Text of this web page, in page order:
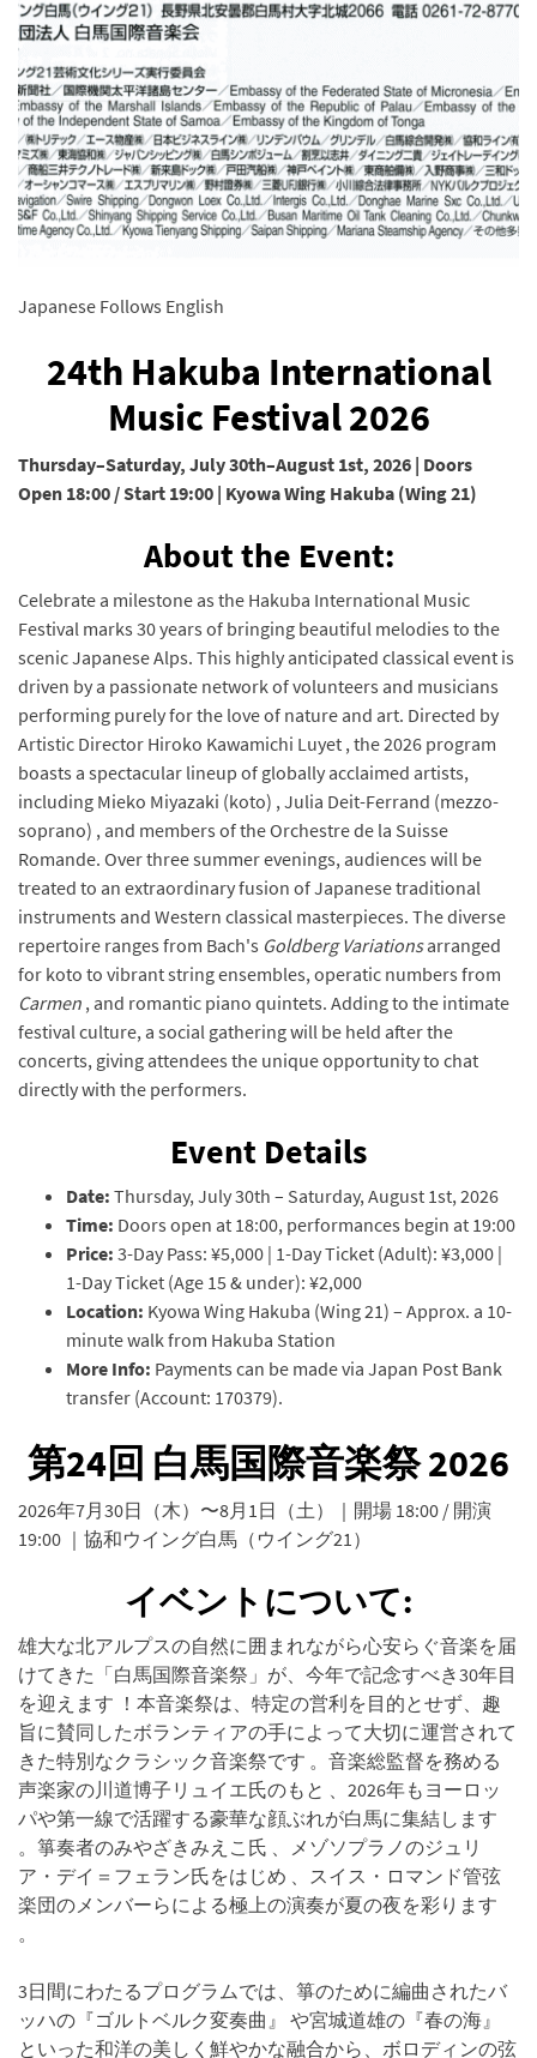
Japanese Follows English
24th Hakuba International
Music Festival 2026
Thursday–Saturday, July 30th–August 1st, 2026 | Doors
Open 18:00 / Start 19:00 | Kyowa Wing Hakuba (Wing 21)
About the Event:
Celebrate a milestone as the Hakuba International Music
Festival marks 30 years of bringing beautiful melodies to the
scenic Japanese Alps. This highly anticipated classical event is
driven by a passionate network of volunteers and musicians
performing purely for the love of nature and art. Directed by
Artistic Director Hiroko Kawamichi Luyet , the 2026 program
boasts a spectacular lineup of globally acclaimed artists,
including Mieko Miyazaki (koto) , Julia Deit-Ferrand (mezzo-
soprano) , and members of the Orchestre de la Suisse
Romande. Over three summer evenings, audiences will be
treated to an extraordinary fusion of Japanese traditional
instruments and Western classical masterpieces. The diverse
repertoire ranges from Bach's Goldberg Variationsarranged
for koto to vibrant string ensembles, operatic numbers from
Carmen , and romantic piano quintets. Adding to the intimate
festival culture, a social gathering will be held after the
concerts, giving attendees the unique opportunity to chat
directly with the performers.
Event Details
Date: Thursday, July 30th – Saturday, August 1st, 2026
Time: Doors open at 18:00, performances begin at 19:00
Price: 3-Day Pass: ¥5,000 | 1-Day Ticket (Adult): ¥3,000 |
1-Day Ticket (Age 15 & under): ¥2,000
Location: Kyowa Wing Hakuba (Wing 21) – Approx. a 10-
minute walk from Hakuba Station
More Info: Payments can be made via Japan Post Bank
transfer (Account: 170379).
第24回 白馬国際音楽祭 2026
2026年7月30日（木）〜8月1日（土）｜開場 18:00 / 開演
19:00 ｜協和ウイング白馬（ウイング21）
イベントについて:
雄大な北アルプスの自然に囲まれながら心安らぐ音楽を届
けてきた「白馬国際音楽祭」が、今年で記念すべき30年目
を迎えます ！本音楽祭は、特定の営利を目的とせず、趣
旨に賛同したボランティアの手によって大切に運営されて
きた特別なクラシック音楽祭です 。音楽総監督を務める
声楽家の川道博子リュイエ氏のもと 、2026年もヨーロッ
パや第一線で活躍する豪華な顔ぶれが白馬に集結します
。箏奏者のみやざきみえこ氏 、メゾソプラノのジュリ
ア・デイ＝フェラン氏をはじめ 、スイス・ロマンド管弦
楽団のメンバーらによる極上の演奏が夏の夜を彩ります
。
3日間にわたるプログラムでは、箏のために編曲されたバ
ッハの『ゴルトベルク変奏曲』 や宮城道雄の『春の海』
といった和洋の美しく鮮やかな融合から、ボロディンの弦